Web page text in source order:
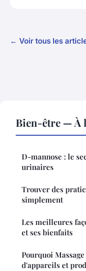
← Voir tous les
Bien-être — À
D-mannose : le
urinaires
Trouver des
simplement
Les meilleures
et ses bienfaits
Pourquoi
d'appareils et